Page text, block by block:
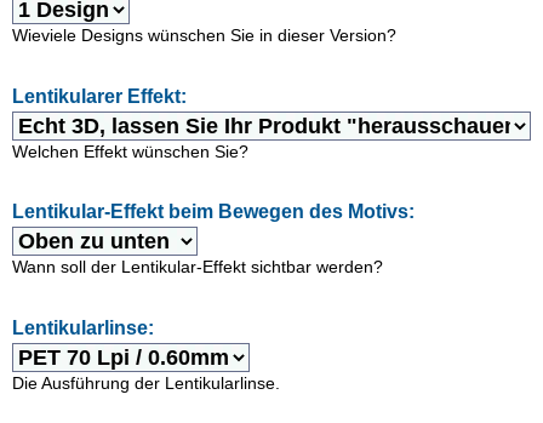
Wieviele Designs wünschen Sie in dieser Version?
Lentikularer Effekt:
Welchen Effekt wünschen Sie?
Lentikular-Effekt beim Bewegen des Motivs:
Wann soll der Lentikular-Effekt sichtbar werden?
Lentikularlinse:
Die Ausführung der Lentikularlinse.